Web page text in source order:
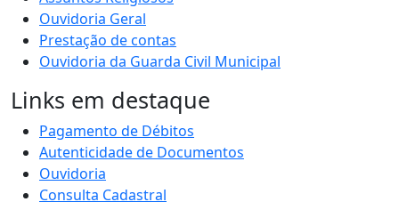
Ouvidoria Geral
Prestação de contas
Ouvidoria da Guarda Civil Municipal
Links em destaque
Pagamento de Débitos
Autenticidade de Documentos
Ouvidoria
Consulta Cadastral